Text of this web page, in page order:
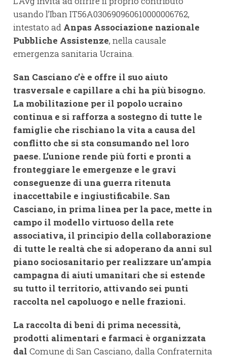
usando l’Iban IT56A030690960610000006762,
intestato ad Anpas Associazione nazionale
Pubbliche Assistenze, nella causale
emergenza sanitaria Ucraina.
San Casciano c’è e offre il suo aiuto
trasversale e capillare a chi ha più bisogno.
La mobilitazione per il popolo ucraino
continua e si rafforza a sostegno di tutte le
famiglie che rischiano la vita a causa del
conflitto che si sta consumando nel loro
paese. L’unione rende più forti e pronti a
fronteggiare le emergenze e le gravi
conseguenze di una guerra ritenuta
inaccettabile e ingiustificabile. San
Casciano, in prima linea per la pace, mette in
campo il modello virtuoso della rete
associativa, il principio della collaborazione
di tutte le realtà che si adoperano da anni sul
piano sociosanitario per realizzare un’ampia
campagna di aiuti umanitari che si estende
su tutto il territorio, attivando sei punti
raccolta nel capoluogo e nelle frazioni.
La raccolta di beni di prima necessità,
prodotti alimentari e farmaci è organizzata
dal Comune di San Casciano, dalla Confraternita